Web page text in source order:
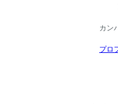
カン
プロ